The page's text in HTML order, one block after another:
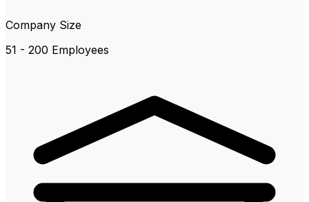
Company Size
51 - 200 Employees